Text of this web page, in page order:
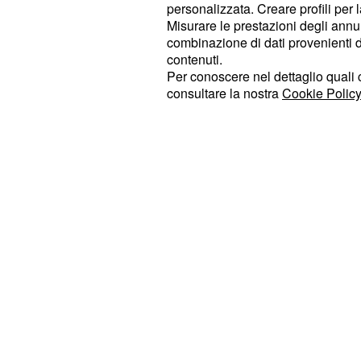
Sono previste delle esclusioni
virtù della natura della loro attività
operandi all'interno del mercato
personalizzata. Creare profili
Misurare le prestazioni degli
combinazione di dati provenienti
contenuti.
Per conoscere nel dettaglio
consultare la nostraCookie Policy